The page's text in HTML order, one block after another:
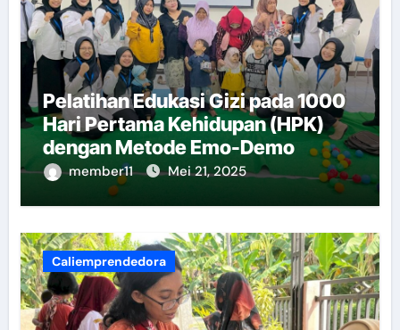
Pelatihan Edukasi Gizi pada 1000
Hari Pertama Kehidupan (HPK)
dengan Metode Emo-Demo
member11 Mei 21, 2025
Caliemprendedora